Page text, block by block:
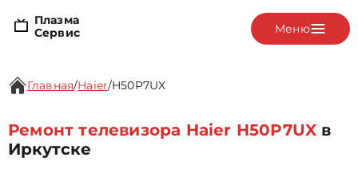
Плазма
Сервис
Меню
Главная/Haier/H50P7UX
Ремонт телевизора Haier H50P7UX в
Иркутске